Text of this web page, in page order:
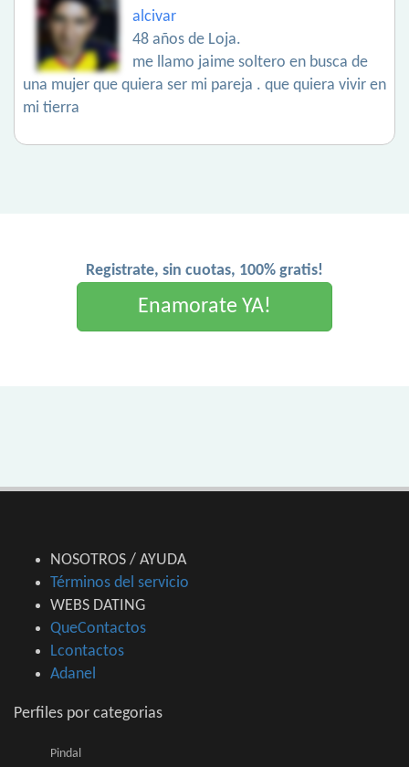
alcivar
48 años de Loja.
me llamo jaime soltero en busca de
una mujer que quiera ser mi pareja . que quiera vivir en
mi tierra
Registrate, sin cuotas, 100% gratis!
Enamorate YA!
NOSOTROS / AYUDA
Términos del servicio
WEBS DATING
QueContactos
Lcontactos
Adanel
Perfiles por categorias
Pindal